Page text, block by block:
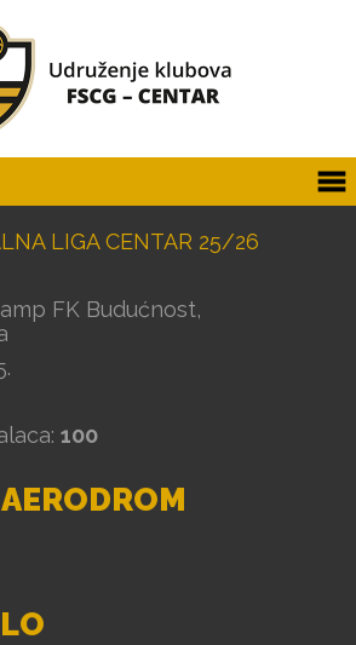
LIGA CENTAR 25/26
FK Budućnost,
100